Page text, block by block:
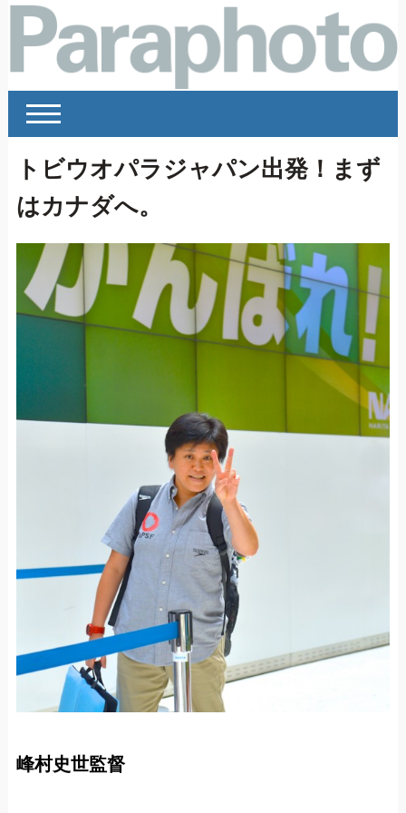
トビウオパラジャパン出発！まず
はカナダへ。
峰村史世監督